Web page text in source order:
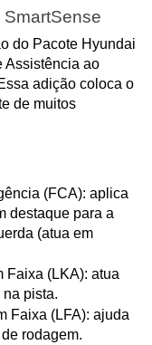
do Pacote Hyundai
Assistência ao
adição coloca o
de muitos
(FCA): aplica
destaque para a
(atua em
Faixa (LKA): atua
pista.
Faixa (LFA): ajuda
rodagem.